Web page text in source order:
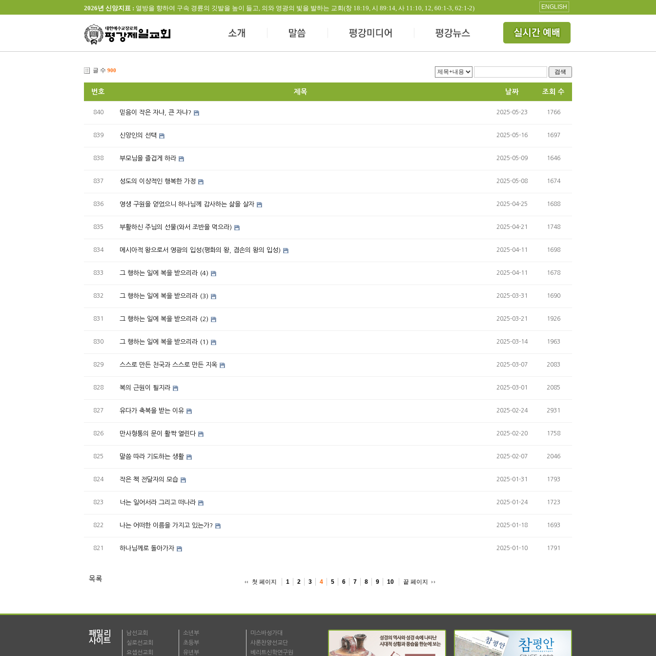
2026년 신앙지표 : 열방을 향하여 구속 경륜의 깃발을 높이 들고, 의와 영광의 빛을 발하는 교회(창 18:19, 시 89:14, 사 11:10, 12, 60:1-3, 62:1-2) ENGLISH
글 수 900 검색
번호 제목 날짜 조회 수
840 믿음이 작은 자냐, 큰 자냐? 2025-05-23 1766
839 신앙인의 선택 2025-05-16 1697
838 부모님을 즐겁게 하라 2025-05-09 1646
837 성도의 이상적인 행복한 가정 2025-05-08 1674
836 영생 구원을 얻었으니 하나님께 감사하는 삶을 살자 2025-04-25 1688
835 부활하신 주님의 선물(와서 조반을 먹으라) 2025-04-21 1748
834 메시아적 왕으로서 영광의 입성(평화의 왕, 겸손의 왕의 입성) 2025-04-11 1698
833 그 행하는 일에 복을 받으리라 (4) 2025-04-11 1678
832 그 행하는 일에 복을 받으리라 (3) 2025-03-31 1690
831 그 행하는 일에 복을 받으리라 (2) 2025-03-21 1926
830 그 행하는 일에 복을 받으리라 (1) 2025-03-14 1963
829 스스로 만든 천국과 스스로 만든 지옥 2025-03-07 2083
828 복의 근원이 될지라 2025-03-01 2085
827 유다가 축복을 받는 이유 2025-02-24 2931
826 만사형통의 문이 활짝 열린다 2025-02-20 1758
825 말씀 따라 기도하는 생활 2025-02-07 2046
824 작은 책 전달자의 모습 2025-01-31 1793
823 너는 일어서라 그리고 떠나라 2025-01-24 1723
822 나는 어떠한 이름을 가지고 있는가? 2025-01-18 1693
821 하나님께로 돌아가자 2025-01-10 1791
목록 첫 페이지 1 2 3 4 5 6 7 8 9 10 끝 페이지
패밀리
사이트
남선교회
실로선교회
요셉선교회
소년부
초등부
유년부
미스바성가대
샤론찬양선교단
베리트신학연구원